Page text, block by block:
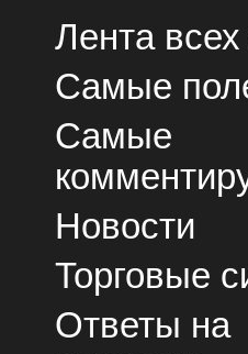
Лента всех
Самые
Самые
Новости
Торговые
Ответы на